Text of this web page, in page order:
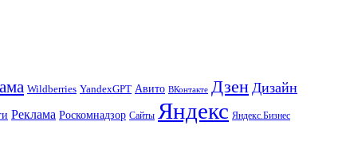
Wildberries YandexGPT Авито ВКонтакте Дзен Дизайн
Реклама Роскомнадзор Сайты Яндекс Яндекс.Бизнес